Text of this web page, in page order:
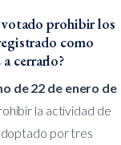
prohibir los
como
cerrarlo?
de 22 de enero de
la actividad de
por tres